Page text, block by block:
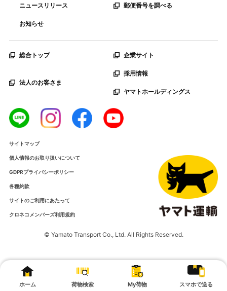
ニュースリリース 郵便番号を調べる
お知らせ
総合トップ
法人のお客さま
企業サイト
採用情報
ヤマトホールディングス
サイトマップ
個人情報のお取り扱いについて
GDPRプライバシーポリシー
各種約款
サイトのご利用にあたって
クロネコメンバーズ利用規約
© Yamato Transport Co., Ltd. All Rights Reserved.
ホーム 荷物検索 My荷物 スマホで送る